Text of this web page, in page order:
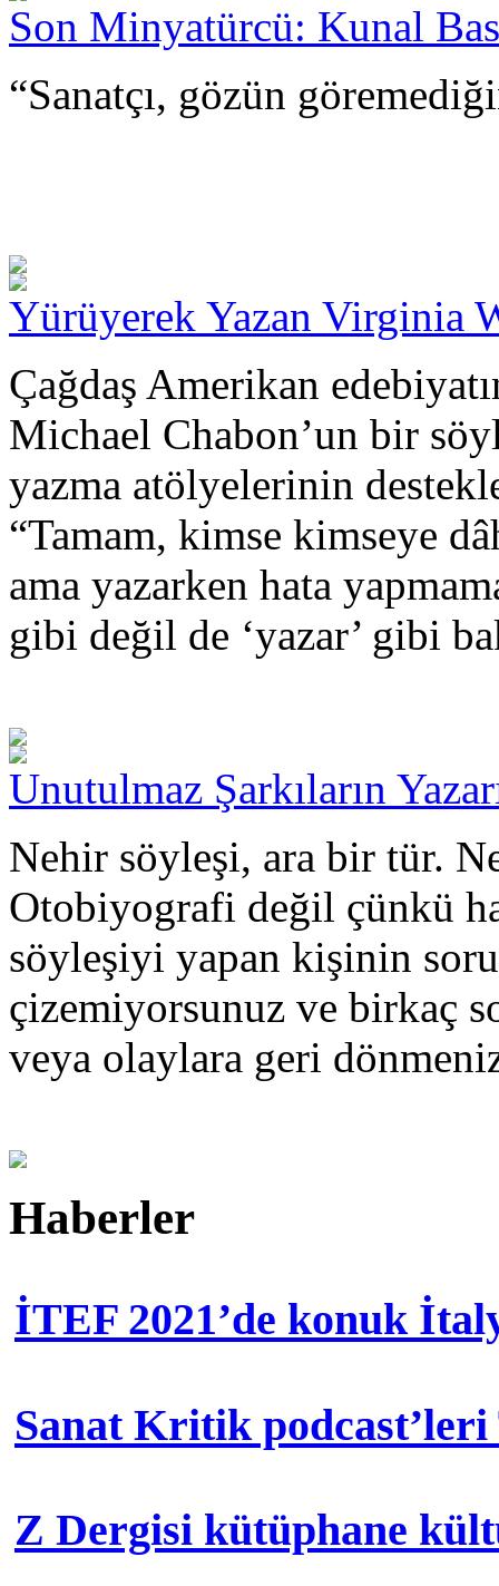
Son Minyatürcü: Kunal
“Sanatçı, gözün
Yürüyerek Yazan Virginia
Çağdaş Amerikan
Michael Chabon’un bir
yazma atölyelerinin
“Tamam, kimse kimseye
ama yazarken hata
gibi değil de ‘yazar’ gibi
Unutulmaz Şarkıların
Nehir söyleşi, ara bir tür.
Otobiyografi değil çünkü
söyleşiyi yapan kişinin
çizemiyorsunuz ve birkaç
veya olaylara geri
Haberler
İTEF 2021’de konuk
Sanat Kritik podcast’leri
Z Dergisi kütüphane